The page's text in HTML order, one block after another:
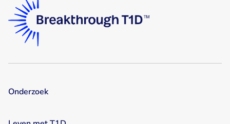
Onderzoek